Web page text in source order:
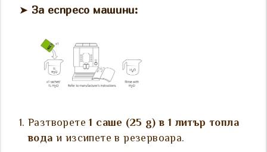
➤ За еспресо машини:
Разтворете1 саше (25 g) в 1 литър топла
вода и изсипете в резервоара.